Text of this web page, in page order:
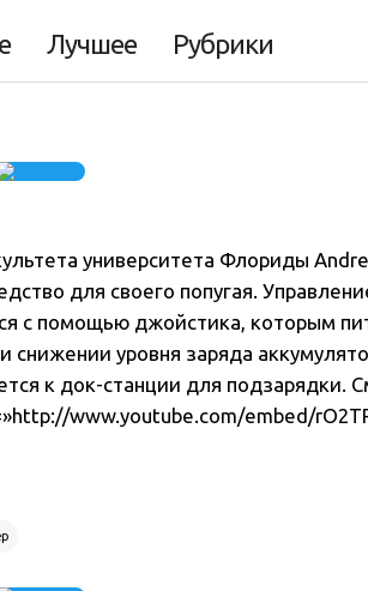
Лучшее Рубрики
университета Флориды
для своего попугая.
с помощью джойстика, которым
уровня заряда
к док-станции для подзарядки.
www.youtube.com/embed/